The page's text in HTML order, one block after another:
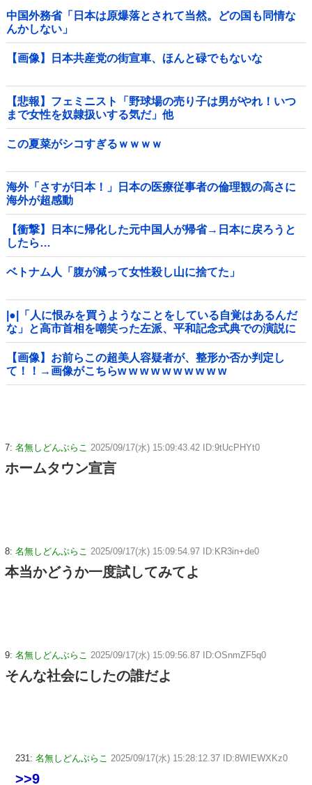
中国外務省「日本は原爆落とされて当然。どの国も同情な
んかしない」
【画像】日本共産党の街宣車、ほんと碌でもないな
【悲報】フェミニスト「野球場の売り子は男がやれ！いつ
まで女性を奴隷扱いする気だ」他
この夏菜がシコすぎるｗｗｗｗ
海外「さすが日本！」日本の医療従事者の倫理観の高さに
海外が超感動
【衝撃】日本に帰化した元中国人が帰省→日本に戻ろうと
したら…
ベトナム人「腹が減って女性殺し山に捨てた」
|●|「人に恨みを買うようなことをしている自覚はあるんだ
な」と高市首相を嘲笑った左派、平和記念式典での演説に
ケチを付けるも……
【画像】お前らこの超美人容疑者が、整形か否か判定し
て！！→画像がこちらw w w w w w w w w w
7: 名無しどんぶらこ 2025/09/17(水) 15:09:43.42 ID:9tUcPHYt0
ホームタウン宣言
8: 名無しどんぶらこ 2025/09/17(水) 15:09:54.97 ID:KR3in+de0
本当かどうか一度試してみてよ
9: 名無しどんぶらこ 2025/09/17(水) 15:09:56.87 ID:OSnmZF5q0
そんな社会にしたの誰だよ
231: 名無しどんぶらこ 2025/09/17(水) 15:28:12.37 ID:8WIEWXKz0
>>9